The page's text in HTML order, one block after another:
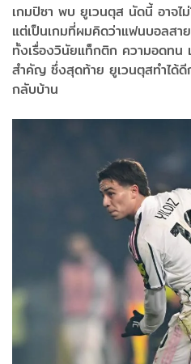
เกมปิซา พบ ยูเวนตุส นัดนี้ อาจไ
แต่เป็นเกมที่ผมคิดว่าแฟนบอลสาย
ทั้งเรื่องวินัยแท็กติก ความอดทน
สำคัญ ซึ่งสุดท้าย ยูเวนตุสทำได้ดี
กลับบ้าน